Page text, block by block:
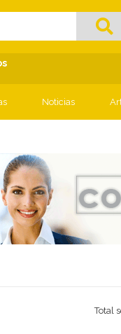
Noticias
Total